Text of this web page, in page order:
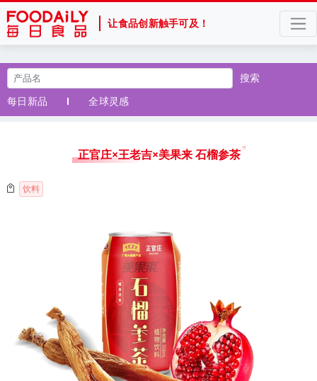
让食品创新触手可及！
搜索
每日新品
全球灵感
正官庄×王老吉×美果来 石榴参茶
饮料